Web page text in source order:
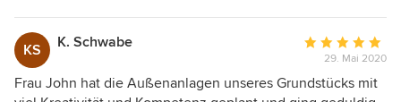
KS K. Schwabe
Bewertung:
5
29. Mai 2020
Frau John hat die Außenanlagen unseres Grundstücks mit